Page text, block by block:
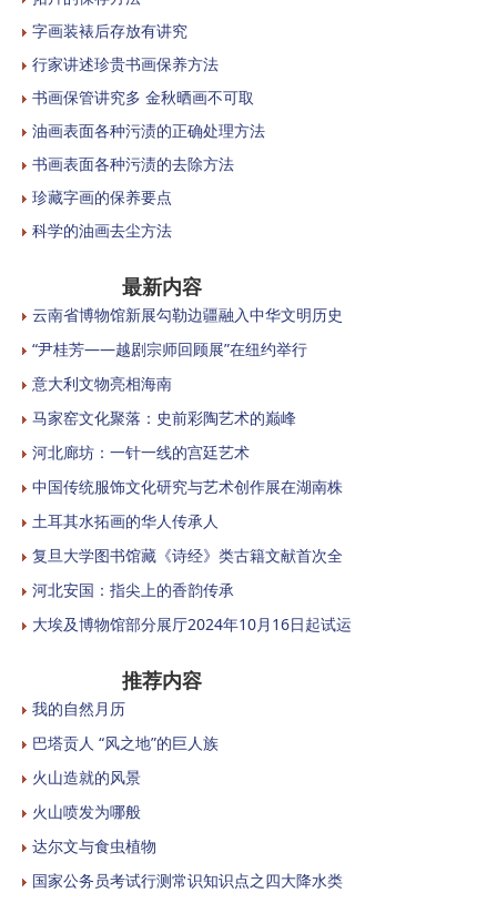
字画装裱后存放有讲究
行家讲述珍贵书画保养方法
书画保管讲究多 金秋晒画不可取
油画表面各种污渍的正确处理方法
书画表面各种污渍的去除方法
珍藏字画的保养要点
科学的油画去尘方法
最新内容
云南省博物馆新展勾勒边疆融入中华文明历史
“尹桂芳——越剧宗师回顾展”在纽约举行
意大利文物亮相海南
马家窑文化聚落：史前彩陶艺术的巅峰
河北廊坊：一针一线的宫廷艺术
中国传统服饰文化研究与艺术创作展在湖南株
土耳其水拓画的华人传承人
复旦大学图书馆藏《诗经》类古籍文献首次全
河北安国：指尖上的香韵传承
大埃及博物馆部分展厅2024年10月16日起试运
推荐内容
我的自然月历
巴塔贡人 “风之地”的巨人族
火山造就的风景
火山喷发为哪般
达尔文与食虫植物
国家公务员考试行测常识知识点之四大降水类